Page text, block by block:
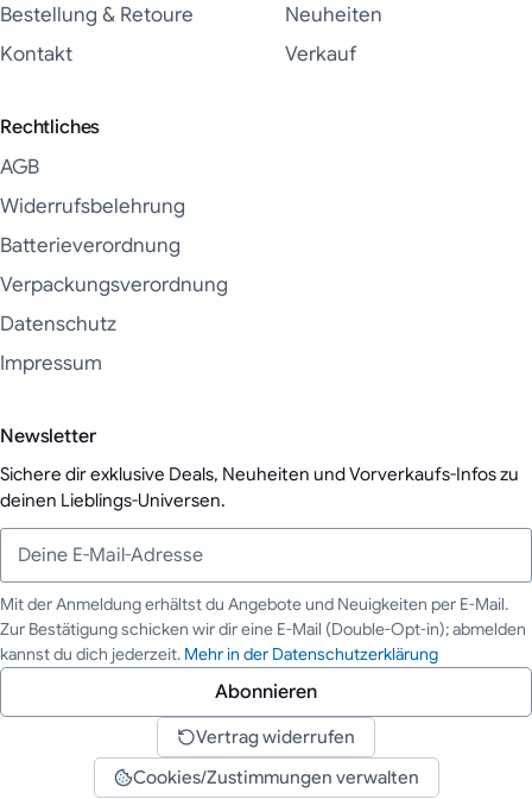
Bestellung & Retoure
Kontakt
Neuheiten
Verkauf
Rechtliches
AGB
Widerrufsbelehrung
Batterieverordnung
Verpackungsverordnung
Datenschutz
Impressum
Newsletter
Sichere dir exklusive Deals, Neuheiten und Vorverkaufs-Infos zu
deinen Lieblings-Universen.
Deine E-Mail-Adresse
Mit der Anmeldung erhältst du Angebote und Neuigkeiten per E-Mail.
Zur Bestätigung schicken wir dir eine E-Mail (Double-Opt-in); abmelden
kannst du dich jederzeit. Mehr in der Datenschutzerklärung
Abonnieren
Vertrag widerrufen
Cookies/Zustimmungen verwalten